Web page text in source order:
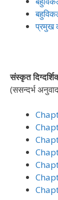
प्रमुख
संस्कृत
(ससन्दर्भ